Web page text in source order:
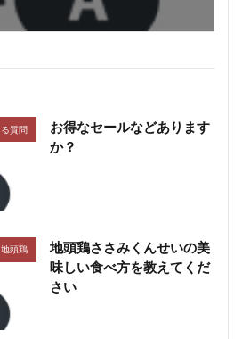
質問
お得なセールなどあります
か？
頭鶏
地頭鶏ささみくんせいの美
味しい食べ方を教えてくだ
さい